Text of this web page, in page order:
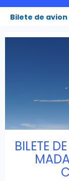
Bilete de avion
BILETE